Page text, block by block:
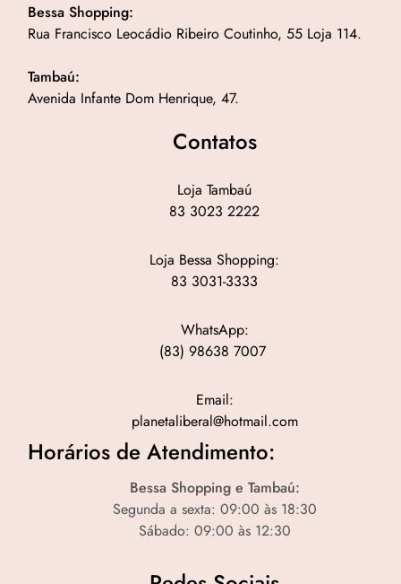
Bessa Shopping:
Rua Francisco Leocádio Ribeiro Coutinho, 55 Loja 114.
Tambaú:
Avenida Infante Dom Henrique, 47.
Contatos
Loja Tambaú
83 3023 2222
Loja Bessa Shopping:
83 3031-3333
WhatsApp:
(83) 98638 7007
Email:
planetaliberal@hotmail.com
Horários de Atendimento:
Bessa Shopping e Tambaú:
Segunda a sexta: 09:00 às 18:30
Sábado: 09:00 às 12:30